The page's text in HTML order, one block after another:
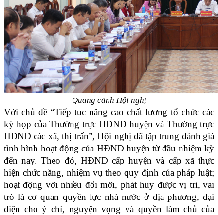
Quang cảnh Hội nghị
Với chủ đề “Tiếp tục nâng cao chất lượng tổ chức các
kỳ họp của Thường trực HĐND huyện và Thường trực
HĐND các xã, thị trấn”, Hội nghị đã tập trung đánh giá
tình hình hoạt động của HĐND huyện từ đầu nhiệm kỳ
đến nay. Theo đó, HĐND cấp huyện và cấp xã thực
hiện chức năng, nhiệm vụ theo quy định của pháp luật;
hoạt động với nhiều đổi mới, phát huy được vị trí, vai
trò là cơ quan quyền lực nhà nước ở địa phương, đại
diện cho ý chí, nguyện vọng và quyền làm chủ của